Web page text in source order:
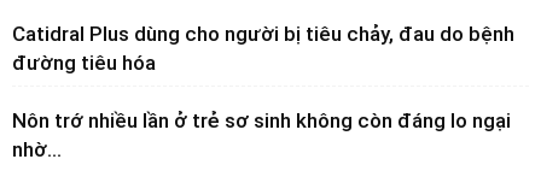
Catidral Plus dùng cho người bị tiêu chảy, đau do bệnh
đường tiêu hóa
Nôn trớ nhiều lần ở trẻ sơ sinh không còn đáng lo ngại
nhờ...